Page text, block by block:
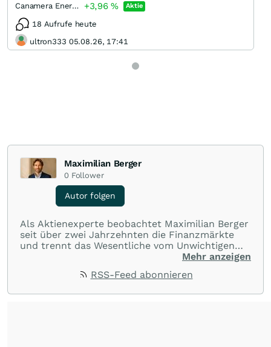
Canamera Energy Metals +3,96% Aktie
18 Aufrufe heute
ultron333 05.08.26, 17:41
Maximilian Berger
0 Follower
Autor folgen
Als Aktienexperte beobachtet Maximilian Berger
seit über zwei Jahrzehnten die Finanzmärkte
und trennt das Wesentliche vom Unwichtigen
und liefert wöchentlich klare, unabhängige
und Renditen liefern.
Mehr anzeigen
RSS-Feed abonnieren